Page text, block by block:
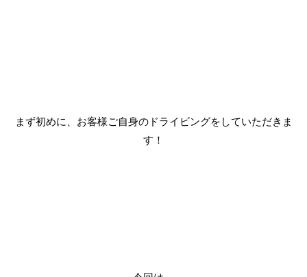
まず初めに、お客様ご自身のドライビングをしていただきま
す！